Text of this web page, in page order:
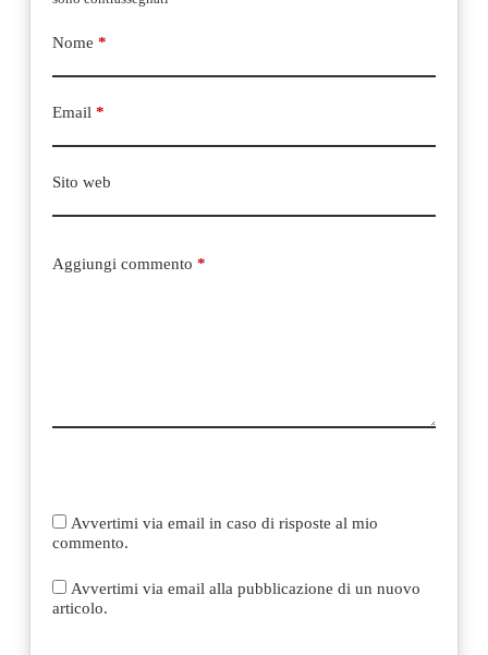
Nome *
Email *
Sito web
Aggiungi commento *
Avvertimi via email in caso di risposte al mio
commento.
Avvertimi via email alla pubblicazione di un nuovo
articolo.